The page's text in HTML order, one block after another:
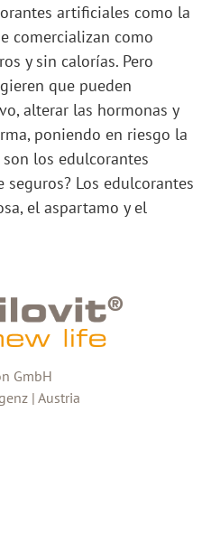
artificiales como la
comercializan como
y sin calorías. Pero
que pueden
alterar las hormonas y
poniendo en riesgo la
los edulcorantes
Los edulcorantes
el aspartamo y el
GmbH
| Austria